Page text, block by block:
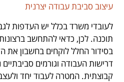
עיצוב סביבת עבודה יצרנית
לעובדי משרד בכלל יש העדפות
תוכנה. לכן, כדאי להתחשב
בסידור החלל לוקחים בחשבון את
דרישות העבודה וגורמים סביבתיים
קבוצתית. המטרה לעבוד יחד